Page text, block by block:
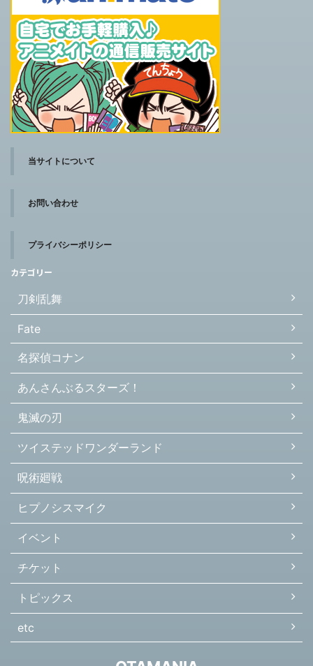
当サイトについて
お問い合わせ
プライバシーポリシー
カテゴリー
刀剣乱舞
Fate
名探偵コナン
あんさんぶるスターズ！
鬼滅の刃
ツイステッドワンダーランド
呪術廻戦
ヒプノシスマイク
イベント
チケット
トピックス
etc